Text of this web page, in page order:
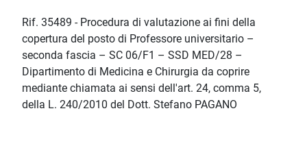
Rif. 35489 - Procedura di valutazione ai fini della
copertura del posto di Professore universitario –
seconda fascia – SC 06/F1 – SSD MED/28 –
Dipartimento di Medicina e Chirurgia da coprire
mediante chiamata ai sensi dell'art. 24, comma 5,
della L. 240/2010 del Dott. Stefano PAGANO